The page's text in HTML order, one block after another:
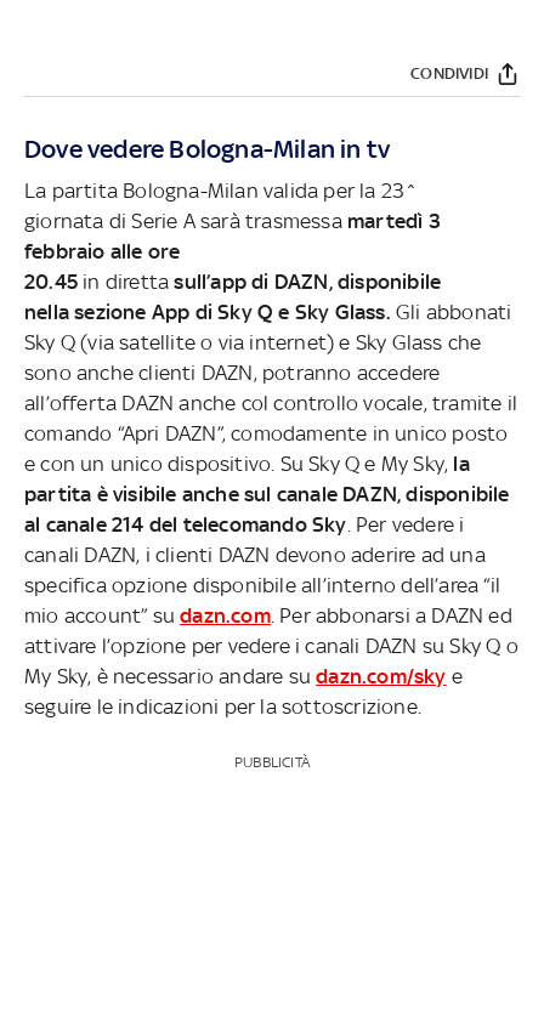
CONDIVIDI
Dove vedere Bologna-Milan in tv
La partita Bologna-Milan valida per la 23^
giornata di Serie A sarà trasmessamartedì 3
febbraio alle ore
20.45 in direttasull’app di DAZN, disponibile
nella sezione App di Sky Q e Sky Glass. Gli abbonati
Sky Q (via satellite o via internet) e Sky Glass che
sono anche clienti DAZN, potranno accedere
all’offerta DAZN anche col controllo vocale, tramite il
comando “Apri DAZN”, comodamente in unico posto
e con un unico dispositivo. Su Sky Q e My Sky, la
partita è visibile anche sul canale DAZN, disponibile
al canale 214 del telecomando Sky . Per vedere i
canali DAZN, i clienti DAZN devono aderire ad una
specifica opzione disponibile all’interno dell’area “il
mio account” sudazn.com. Per abbonarsi a DAZN ed
attivare l’opzione per vedere i canali DAZN su Sky Q o
My Sky, è necessario andare sudazn.com/sky e
seguire le indicazioni per la sottoscrizione.
PUBBLICITÀ